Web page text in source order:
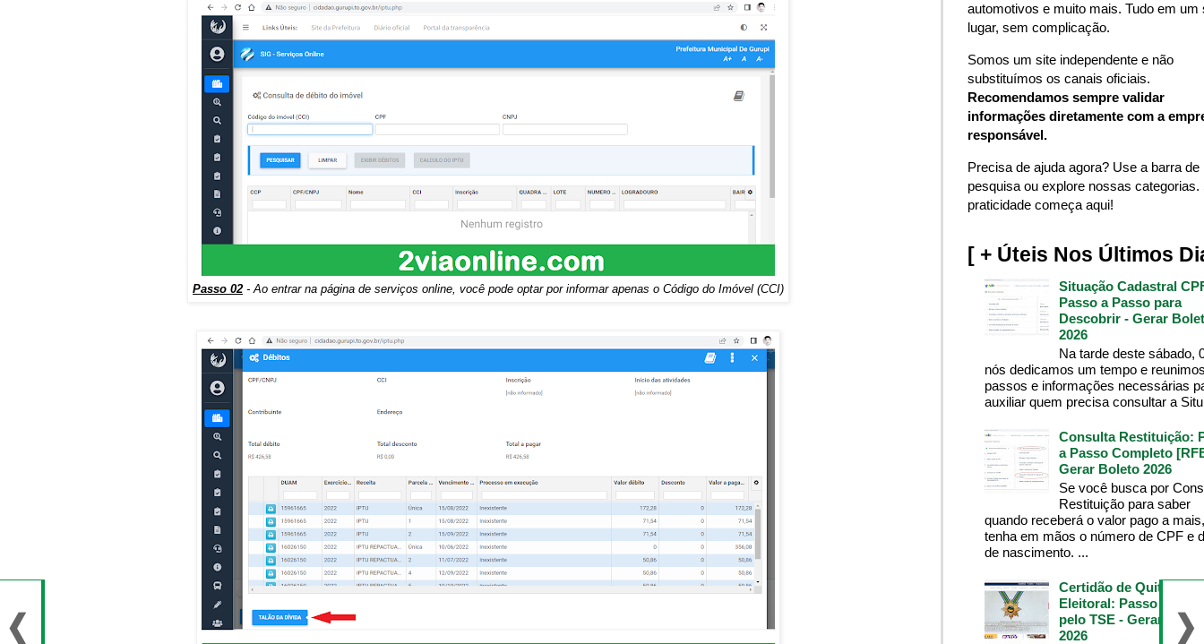
Passo 02 - Ao entrar na página de serviços online, você pode optar por informar apenas o Código do Imóvel (CCI)
automotivos e muito mais. Tudo em um
lugar, sem complicação.
Somos um site independente e não
substituímos os canais oficiais.
Recomendamos sempre validar
informações diretamente com a
responsável.
Precisa de ajuda agora? Use a barra de
pesquisa ou explore nossas categorias.
praticidade começa aqui!
[ + Úteis Nos Últimos
Situação Cadastral
Passo a Passo para
Descobrir - Gerar
2026
Na tarde deste sábado,
nós dedicamos um tempo e
passos e informações necessárias
auxiliar quem precisa consultar a
Consulta Restituição:
a Passo Completo
Gerar Boleto 2026
Se você busca por
Restituição para saber
quando receberá o valor pago a mais,
tenha em mãos o número de CPF e
de nascimento. ...
Certidão de Quitação
Eleitoral: Passo a
pelo TSE - Gerar
2026